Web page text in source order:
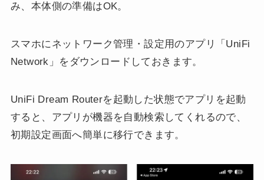
み、本体側の準備はOK。
スマホにネットワーク管理・設定用のアプリ「UniFi
Network」をダウンロードしておきます。
UniFi Dream Routerを起動した状態でアプリを起動
すると、アプリが機器を自動検索してくれるので、
初期設定画面へ簡単に移行できます。